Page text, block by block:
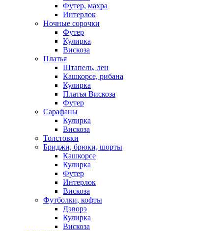
Футер, махра
Интерлок
Ночные сорочки
Футер
Кулирка
Вискоза
Платья
Штапель, лен
Кашкорсе, рибана
Кулирка
Платья Вискоза
Футер
Сарафаны
Кулирка
Вискоза
Толстовки
Бриджи, брюки, шорты
Кашкорсе
Кулирка
Футер
Интерлок
Вискоза
Футболки, кофты
Дэворэ
Кулирка
Вискоза